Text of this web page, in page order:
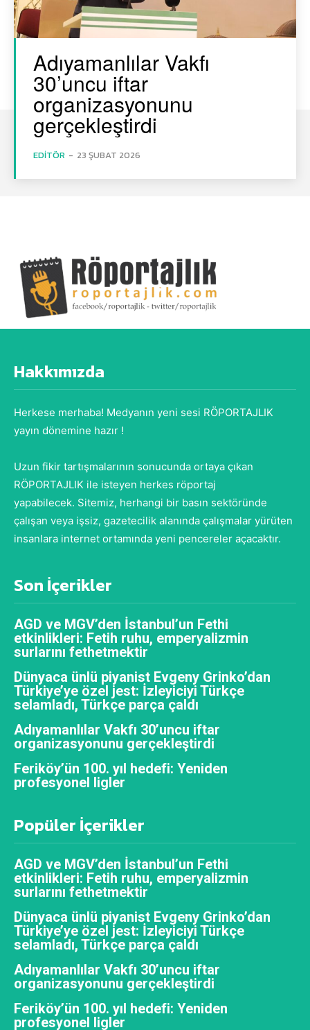
Adıyamanlılar Vakfı
30’uncu iftar
organizasyonunu
gerçekleştirdi
EDITÖR - 23 ŞUBAT 2026
Hakkımızda
Herkese merhaba! Medyanın yeni sesi RÖPORTAJLIK
yayın dönemine hazır !
Uzun fikir tartışmalarının sonucunda ortaya çıkan
RÖPORTAJLIK ile isteyen herkes röportaj
yapabilecek. Sitemiz, herhangi bir basın sektöründe
çalışan veya işsiz, gazetecilik alanında çalışmalar yürüten
insanlara internet ortamında yeni pencereler açacaktır.
Son İçerikler
AGD ve MGV’den İstanbul’un Fethi
etkinlikleri: Fetih ruhu, emperyalizmin
surlarını fethetmektir
Dünyaca ünlü piyanist Evgeny Grinko’dan
Türkiye’ye özel jest: İzleyiciyi Türkçe
selamladı, Türkçe parça çaldı
Adıyamanlılar Vakfı 30’uncu iftar
organizasyonunu gerçekleştirdi
Feriköy’ün 100. yıl hedefi: Yeniden
profesyonel ligler
Popüler İçerikler
AGD ve MGV’den İstanbul’un Fethi
etkinlikleri: Fetih ruhu, emperyalizmin
surlarını fethetmektir
Dünyaca ünlü piyanist Evgeny Grinko’dan
Türkiye’ye özel jest: İzleyiciyi Türkçe
selamladı, Türkçe parça çaldı
Adıyamanlılar Vakfı 30’uncu iftar
organizasyonunu gerçekleştirdi
Feriköy’ün 100. yıl hedefi: Yeniden
profesyonel ligler